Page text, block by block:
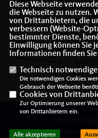
@2026 Alexander J.
Alle Rechte
Diese Webseite
die Webseite zu nutzen.
von Drittanbietern, die
verbessern (Website-
bestimmter Dienste,
Einwilligung können Sie
Informationen finden
Technisch
Die notwendigen Cookies
Gebrauch der Webseite
Cookies von
Zur Optimierung unserer
von Drittanbietern ein.
Alle akzeptieren